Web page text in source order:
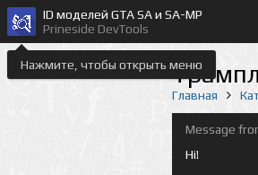
Нажмите, чтобы открыть меню
ID моделей GTA SA и SA-MP
Prineside DevTools
Главная
Message
Hi!